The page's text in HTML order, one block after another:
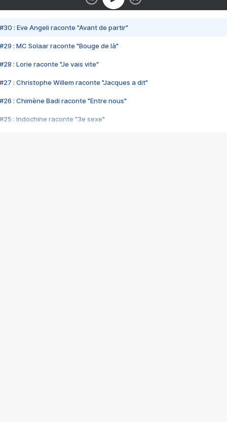
#30 : Eve Angeli raconte "Avant de partir"
#29 : MC Solaar raconte "Bouge de là"
#28 : Lorie raconte "Je vais vite"
#27 : Christophe Willem raconte "Jacques a dit"
#26 : Chimène Badi raconte "Entre nous"
#25 : Indochine raconte "3e sexe"